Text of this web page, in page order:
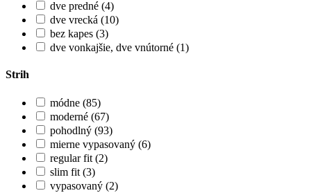
dve predné (4)
dve vrecká (10)
bez kapes (3)
dve vonkajšie, dve vnútorné (1)
Strih
módne (85)
moderné (67)
pohodlný (93)
mierne vypasovaný (6)
regular fit (2)
slim fit (3)
vypasovaný (2)